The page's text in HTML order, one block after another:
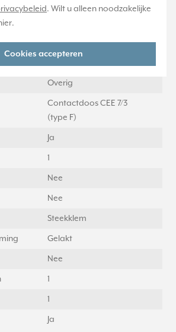
. Wilt u alleen noodzakelijke
.
Cookies accepteren
250 Volt (V)
Overig
Contactdoos CEE 7/3
(type F)
Ja
1
Nee
Nee
Steekklem
Gelakt
Nee
1
1
Ja